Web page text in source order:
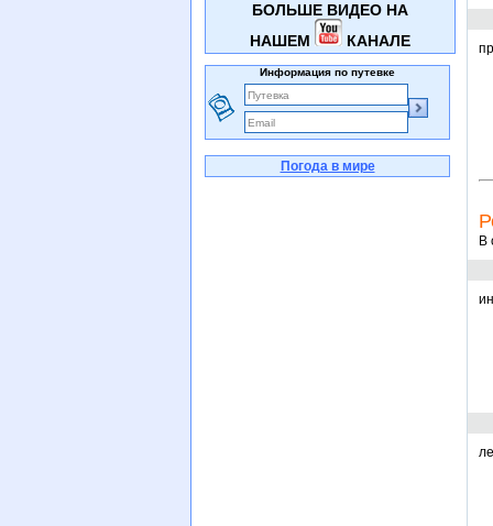
В
БОЛЬШЕ ВИДЕО НА
НАШЕМ
КАНАЛЕ
Информация по путевке
Погода в мире